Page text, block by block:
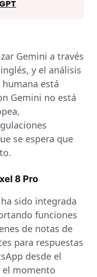
Gemini a través
y el análisis
está
Gemini no está
se espera que
8 Pro
sido integrada
funciones
de notas de
para respuestas
desde el
el momento